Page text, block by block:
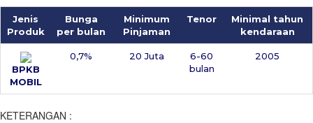
Jenis
Produk
Bunga
per bulan
Minimum
Pinjaman
Tenor
Minimal tahun
kendaraan
BPKB
MOBIL
0,7% 20 Juta
6-60
bulan
2005
KETERANGAN :